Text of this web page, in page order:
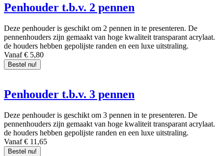
Penhouder t.b.v. 2 pennen
Deze penhouder is geschikt om 2 pennen in te presenteren. De
pennenhouders zijn gemaakt van hoge kwaliteit transparant acrylaat.
de houders hebben gepolijste randen en een luxe uitstraling.
Vanaf € 5,80
Bestel nu!
Penhouder t.b.v. 3 pennen
Deze penhouder is geschikt om 3 pennen in te presenteren. De
pennenhouders zijn gemaakt van hoge kwaliteit transparant acrylaat.
de houders hebben gepolijste randen en een luxe uitstraling.
Vanaf € 11,65
Bestel nu!